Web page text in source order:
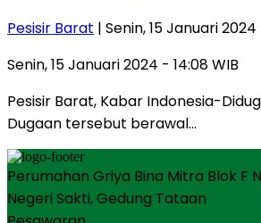
Pesisir Barat | Senin, 15 Januari 2024
Senin, 15 Januari 2024 - 14:08 WIB
Pesisir Barat, Kabar Indonesia-
Dugaan tersebut berawal…
Perumahan Griya Bina Mitra Blok F
Negeri Sakti, Gedung Tataan